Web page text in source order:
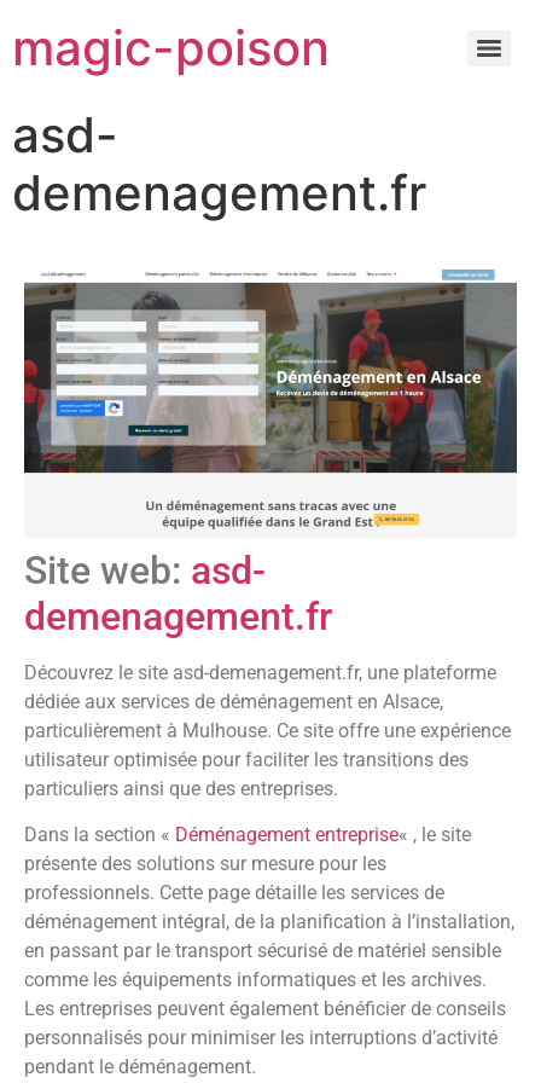
magic-poison
asd-
demenagement.fr
Site web: asd-
demenagement.fr
Découvrez le site asd-demenagement.fr, une plateforme
dédiée aux services de déménagement en Alsace,
particulièrement à Mulhouse. Ce site offre une expérience
utilisateur optimisée pour faciliter les transitions des
particuliers ainsi que des entreprises.
Dans la section « Déménagement entreprise« , le site
présente des solutions sur mesure pour les
professionnels. Cette page détaille les services de
déménagement intégral, de la planification à l’installation,
en passant par le transport sécurisé de matériel sensible
comme les équipements informatiques et les archives.
Les entreprises peuvent également bénéficier de conseils
personnalisés pour minimiser les interruptions d’activité
pendant le déménagement.